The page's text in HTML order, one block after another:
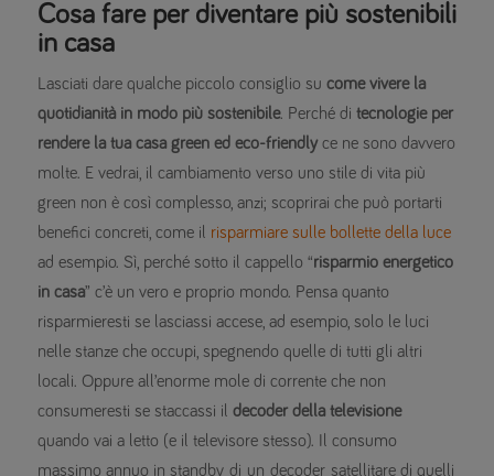
Cosa fare per diventare più sostenibili
in casa
Lasciati dare qualche piccolo consiglio su come vivere la
quotidianità in modo più sostenibile. Perché di tecnologie per
rendere la tua casa green ed eco-friendlyce ne sono davvero
molte. E vedrai, il cambiamento verso uno stile di vita più
green non è così complesso, anzi; scoprirai che può portarti
benefici concreti, come il risparmiare sulle bollette della luce
ad esempio. Sì, perché sotto il cappello “risparmio energetico
in casa” c’è un vero e proprio mondo. Pensa quanto
risparmieresti se lasciassi accese, ad esempio, solo le luci
nelle stanze che occupi, spegnendo quelle di tutti gli altri
locali. Oppure all’enorme mole di corrente che non
consumeresti se staccassi il decoder della televisione
quando vai a letto (e il televisore stesso). Il consumo
massimo annuo in standby di un decoder satellitare di quelli